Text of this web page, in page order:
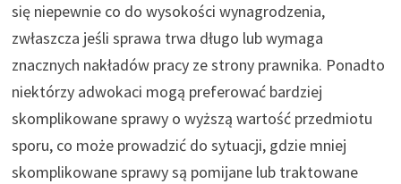
się niepewnie co do wysokości wynagrodzenia,
zwłaszcza jeśli sprawa trwa długo lub wymaga
znacznych nakładów pracy ze strony prawnika. Ponadto
niektórzy adwokaci mogą preferować bardziej
skomplikowane sprawy o wyższą wartość przedmiotu
sporu, co może prowadzić do sytuacji, gdzie mniej
skomplikowane sprawy są pomijane lub traktowane